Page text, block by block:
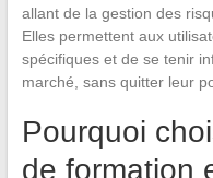
allant de la gestion des
Elles permettent aux
spécifiques et de se tenir
marché, sans quitter leur
Pourquoi
de formation